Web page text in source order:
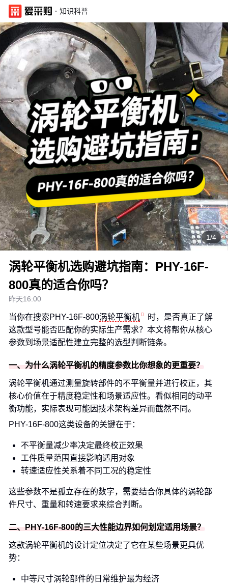
· 知识科普
1/4
涡轮平衡机选购避坑指南：PHY-16F-
800真的适合你吗？
昨天16:00
当你在搜索PHY-16F-800涡轮平衡机
时，是否真正了解
这款型号能否匹配你的实际生产需求？本文将帮你从核心
参数到场景适配性建立完整的选型判断链条。
一、为什么涡轮平衡机的精度参数比你想象的更重要？
涡轮平衡机通过测量旋转部件的不平衡量并进行校正，其
核心价值在于精度稳定性和场景适应性。看似相同的动平
衡功能，实际表现可能因技术架构差异而截然不同。
PHY-16F-800这类设备的关键在于：
不平衡量减少率决定最终校正效果
工件质量范围直接影响适用对象
转速适应性关系着不同工况的稳定性
这些参数不是孤立存在的数字，需要结合你具体的涡轮部
件尺寸、重量和转速要求来综合判断。
二、PHY-16F-800的三大性能边界如何划定适用场景？
这款涡轮平衡机的设计定位决定了它在某些场景更具优
势：
中等尺寸涡轮部件的日常维护最为经济